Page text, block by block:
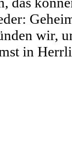
wir,
in